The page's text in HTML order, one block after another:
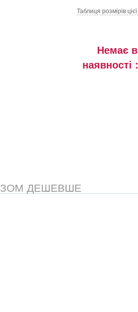
Таблиця розмiрiв
Немає в
наявностi
ДЕШЕВШЕ